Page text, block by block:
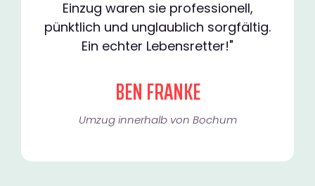
Einzug waren sie professionell,
pünktlich und unglaublich sorgfältig.
Ein echter Lebensretter!"
BEN FRANKE
Umzug innerhalb von Bochum​